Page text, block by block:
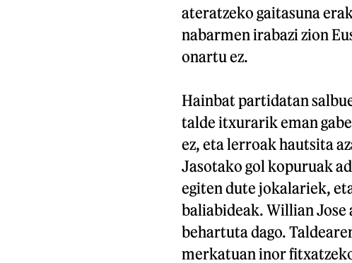
ateratzeko gaitasuna
nabarmen irabazi zion
onartu ez.
Hainbat partidatan
talde itxurarik eman
ez, eta lerroak hautsita
Jasotako gol kopuruak
egiten dute jokalariek,
baliabideak. Willian
behartuta dago.
merkatuan inor